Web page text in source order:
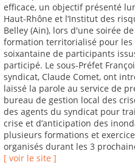
efficace, un objectif présenté
Haut-Rhône et l’Institut des
Belley (Ain), lors d'une soirée
formation territorialisé pour les
soixantaine de participants
participé. Le sous-Préfet
syndicat, Claude Comet, ont
laissé la parole au service de
bureau de gestion local des
des agents du syndicat pour
crise et d’anticipation des
plusieurs formations et
organisés durant les 3
[ voir le site ]